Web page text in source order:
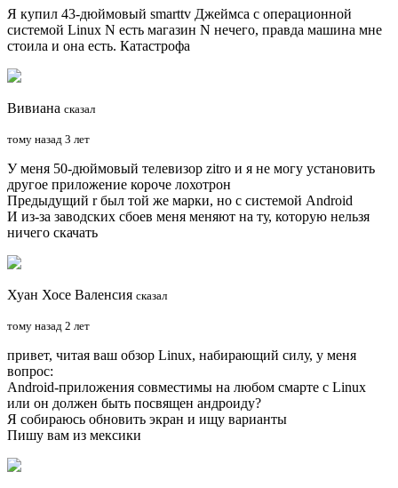
Я купил 43-дюймовый smarttv Джеймса с операционной
системой Linux N есть магазин N нечего, правда машина мне
стоила и она есть. Катастрофа
Вивиана сказал
тому назад 3 лет
У меня 50-дюймовый телевизор zitro и я не могу установить
другое приложение короче лохотрон
Предыдущий r был той же марки, но с системой Android
И из-за заводских сбоев меня меняют на ту, которую нельзя
ничего скачать
Хуан Хосе Валенсия сказал
тому назад 2 лет
привет, читая ваш обзор Linux, набирающий силу, у меня
вопрос:
Android-приложения совместимы на любом смарте с Linux
или он должен быть посвящен андроиду?
Я собираюсь обновить экран и ищу варианты
Пишу вам из мексики